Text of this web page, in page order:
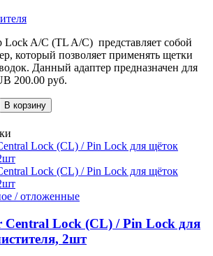
Lock A/C (TL A/C) представляет собой
который позволяет применять щетки
Данный адаптер предназначен для
200.00 руб.
/ отложенные
Central Lock (CL) / Pin Lock для
2шт